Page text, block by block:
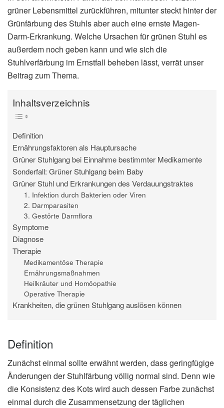
grüner Lebensmittel zurückführen, mitunter steckt hinter der
Grünfärbung des Stuhls aber auch eine ernste Magen-
Darm-Erkrankung. Welche Ursachen für grünen Stuhl es
außerdem noch geben kann und wie sich die
Stuhlverfärbung im Ernstfall beheben lässt, verrät unser
Beitrag zum Thema.
Inhaltsverzeichnis
Definition
Ernährungsfaktoren als Hauptursache
Grüner Stuhlgang bei Einnahme bestimmter Medikamente
Sonderfall: Grüner Stuhlgang beim Baby
Grüner Stuhl und Erkrankungen des Verdauungstraktes
1. Infektion durch Bakterien oder Viren
2. Darmparasiten
3. Gestörte Darmflora
Symptome
Diagnose
Therapie
Medikamentöse Therapie
Ernährungsmaßnahmen
Heilkräuter und Homöopathie
Operative Therapie
Krankheiten, die grünen Stuhlgang auslösen können
Definition
Zunächst einmal sollte erwähnt werden, dass geringfügige
Änderungen der Stuhlfärbung völlig normal sind. Denn wie
die Konsistenz des Kots wird auch dessen Farbe zunächst
einmal durch die Zusammensetzung der täglichen